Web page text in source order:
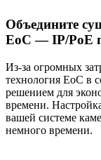
Объедините
EoC — IP/PoE
Из-за огромных
технология EoC в
решением для
времени.
вашей системе
немного времени.